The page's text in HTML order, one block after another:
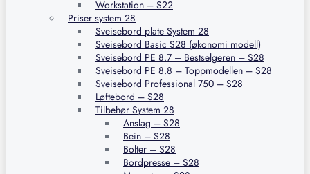
Workstation – S22
Priser system 28
Sveisebord plate System 28
Sveisebord Basic S28 (økonomi modell)
Sveisebord PE 8.7 – Bestselgeren – S28
Sveisebord PE 8.8 – Toppmodellen – S28
Sveisebord Professional 750 – S28
Løftebord – S28
Tilbehør System 28
Anslag – S28
Bein – S28
Bolter – S28
Bordpresse – S28